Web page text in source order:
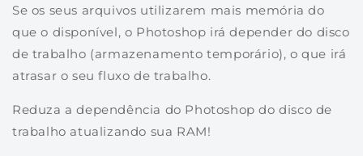
Se os seus arquivos utilizarem mais memória do
que o disponível, o Photoshop irá depender do disco
de trabalho (armazenamento temporário), o que irá
atrasar o seu fluxo de trabalho.
Reduza a dependência do Photoshop do disco de
trabalho atualizando sua RAM!